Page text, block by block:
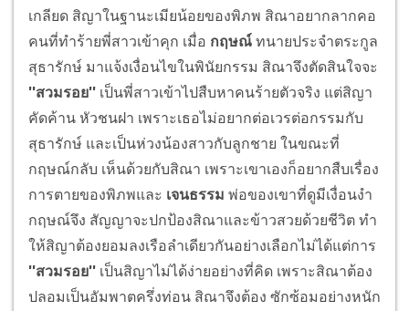
เกลียด สิญาในฐานะเมียน้อยของพิภพ สิณาอยากลากคอ
คนที่ทำร้ายพี่สาวเข้าคุก เมื่อ กฤษณ์ ทนายประจำตระกูล
สุธารักษ์ มาแจ้งเงื่อนไขในพินัยกรรม สิณาจึงตัดสินใจจะ
''สวมรอย'' เป็นพี่สาวเข้าไปสืบหาคนร้ายตัวจริง แต่สิญา
คัดค้าน หัวชนฝา เพราะเธอไม่อยากต่อเวรต่อกรรมกับ
สุธารักษ์ และเป็นห่วงน้องสาวกับลูกชาย ในขณะที่
กฤษณ์กลับ เห็นด้วยกับสิณา เพราะเขาเองก็อยากสืบเรื่อง
การตายของพิภพและ เจนธรรม พ่อของเขาที่ดูมีเงื่อนงำ
กฤษณ์จึง สัญญาจะปกป้องสิณาและข้าวสวยด้วยชีวิต ทำ
ให้สิญาต้องยอมลงเรือลำเดียวกันอย่างเลือกไม่ได้แต่การ
''สวมรอย'' เป็นสิญาไม่ได้ง่ายอย่างที่คิด เพราะสิณาต้อง
ปลอมเป็นอัมพาตครึ่งท่อน สิณาจึงต้อง ซักซ้อมอย่างหนัก